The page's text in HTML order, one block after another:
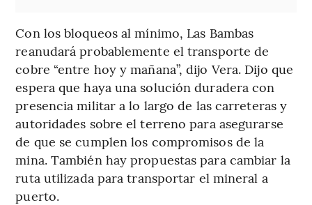
Con los bloqueos al mínimo, Las Bambas
reanudará probablemente el transporte de
cobre “entre hoy y mañana”, dijo Vera. Dijo que
espera que haya una solución duradera con
presencia militar a lo largo de las carreteras y
autoridades sobre el terreno para asegurarse
de que se cumplen los compromisos de la
mina. También hay propuestas para cambiar la
ruta utilizada para transportar el mineral a
puerto.